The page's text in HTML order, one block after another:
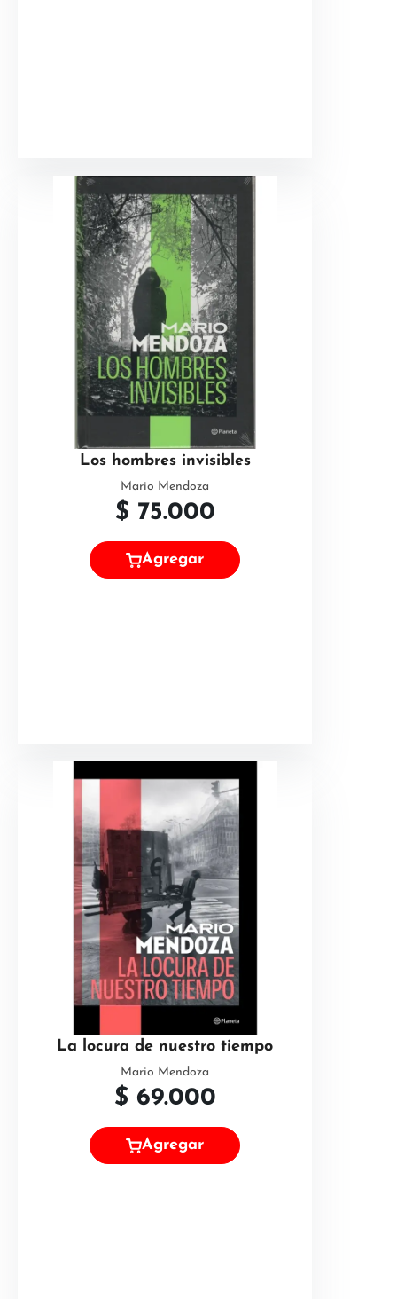
Los hombres invisibles
Mario Mendoza
$ 75.000
Agregar
La locura de nuestro tiempo
Mario Mendoza
$ 69.000
Agregar